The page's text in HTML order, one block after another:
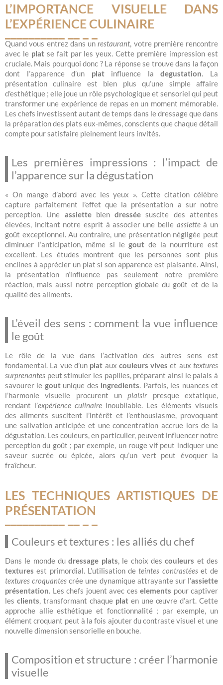
L’IMPORTANCE VISUELLE DANS
L’EXPÉRIENCE CULINAIRE
Quand vous entrez dans unrestaurant , votre première rencontre
avec le platse fait par les yeux. Cette première impression est
cruciale. Mais pourquoi donc ? La réponse se trouve dans la façon
dont l’apparence d’un platinfluence ladegustation . La
présentation culinaire est bien plus qu’une simple affaire
d’esthétique ; elle joue un rôle psychologique et sensoriel qui peut
transformer une expérience de repas en un moment mémorable.
Les chefs investissent autant de temps dans le dressage que dans
la préparation des plats eux-mêmes, conscients que chaque détail
compte pour satisfaire pleinement leurs invités.
Les premières impressions : l’impact de
l’apparence sur la dégustation
« On mange d’abord avec les yeux ». Cette citation célèbre
capture parfaitement l’effet que la présentation a sur notre
perception. Une assiettebiendressée suscite des attentes
élevées, incitant notre esprit à associer une belle assietteà un
goût exceptionnel. Au contraire, une présentation négligée peut
diminuer l’anticipation, même si legout de la nourriture est
excellent. Les études montrent que les personnes sont plus
enclines à apprécier un plat si son apparence est plaisante. Ainsi,
la présentation n’influence pas seulement notre première
réaction, mais aussi notre perception globale du goût et de la
qualité des aliments.
L’éveil des sens : comment la vue influence
le goût
Le rôle de la vue dans l’activation des autres sens est
fondamental. La vue d’un plat aux couleurs vives et auxtextures
surprenantes peut stimuler les papilles, préparant ainsi le palais à
savourer le goutunique des ingredients . Parfois, les nuances et
l’harmonie visuelle procurent un plaisirpresque extatique,
rendant l’expérience culinaire inoubliable. Les éléments visuels
des aliments suscitent l’intérêt et l’enthousiasme, provoquant
une salivation anticipée et une concentration accrue lors de la
dégustation. Les couleurs, en particulier, peuvent influencer notre
perception du goût ; par exemple, un rouge vif peut indiquer une
saveur sucrée ou épicée, alors qu’un vert peut évoquer la
fraîcheur.
LES TECHNIQUES ARTISTIQUES DE
PRÉSENTATION
Couleurs et textures : les alliés du chef
Dans le monde dudressage plats , le choix descouleurs et des
textures est primordial. L’utilisation deteintes contrastéeset de
textures croquantes crée une dynamique attrayante sur l’assiette
présentation . Les chefs jouent avec ces elements pour captiver
les clients , transformant chaque plat en une œuvre d’art. Cette
approche allie esthétique et fonctionnalité ; par exemple, un
élément croquant peut à la fois ajouter du contraste visuel et une
nouvelle dimension sensorielle en bouche.
Composition et structure : créer l’harmonie
visuelle